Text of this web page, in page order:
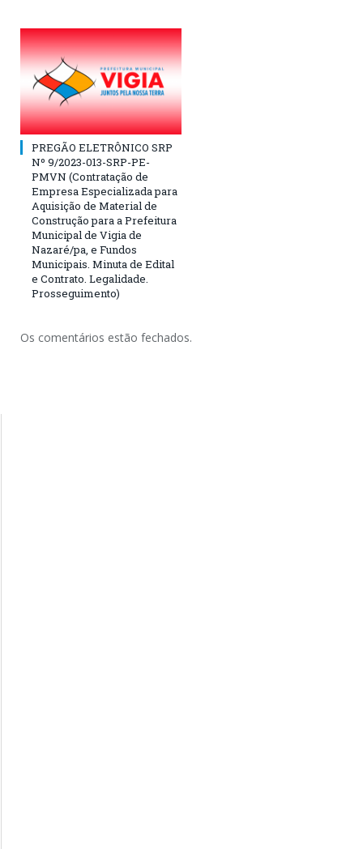
PREGÃO ELETRÔNICO SRP
Nº 9/2023-013-SRP-PE-
PMVN (Contratação de
Empresa Especializada para
Aquisição de Material de
Construção para a Prefeitura
Municipal de Vigia de
Nazaré/pa, e Fundos
Municipais. Minuta de Edital
e Contrato. Legalidade.
Prosseguimento)
Os comentários estão fechados.